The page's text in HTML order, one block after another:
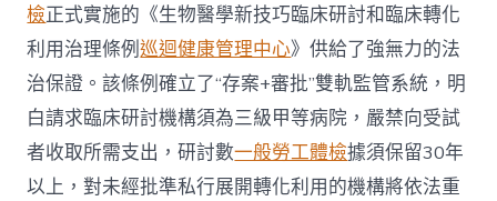
檢正式實施的《生物醫學新技巧臨床研討和臨床轉化
利用治理條例巡迴健康管理中心》供給了強無力的法
治保證。該條例確立了“存案+審批”雙軌監管系統，明
白請求臨床研討機構須為三級甲等病院，嚴禁向受試
者收取所需支出，研討數一般勞工體檢據須保留30年
以上，對未經批準私行展開轉化利用的機構將依法重